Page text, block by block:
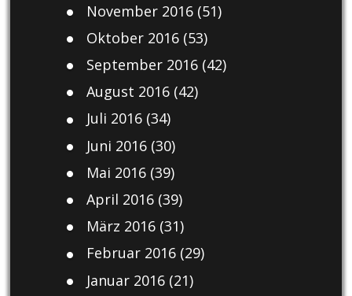
November 2016(51)
Oktober 2016(53)
September 2016(42)
August 2016(42)
Juli 2016(34)
Juni 2016(30)
Mai 2016(39)
April 2016(39)
März 2016(31)
Februar 2016(29)
Januar 2016(21)